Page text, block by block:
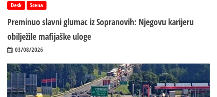
Desk Scena
Preminuo slavni glumac iz Sopranovih: Njegovu karijeru
obilježile mafijaške uloge
03/08/2026